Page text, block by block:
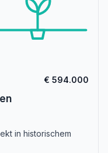
€ 594.000
in historischem